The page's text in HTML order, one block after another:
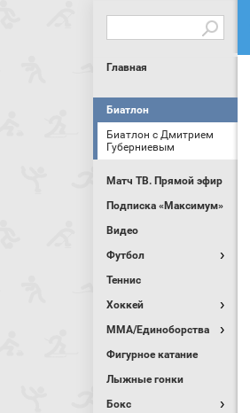
Главная
Биатлон
Биатлон с Дмитрием
Губерниевым
Матч ТВ. Прямой эфир
Подписка «Максимум»
Видео
Футбол
Теннис
Хоккей
MMA/Единоборства
Фигурное катание
Лыжные гонки
Бокс